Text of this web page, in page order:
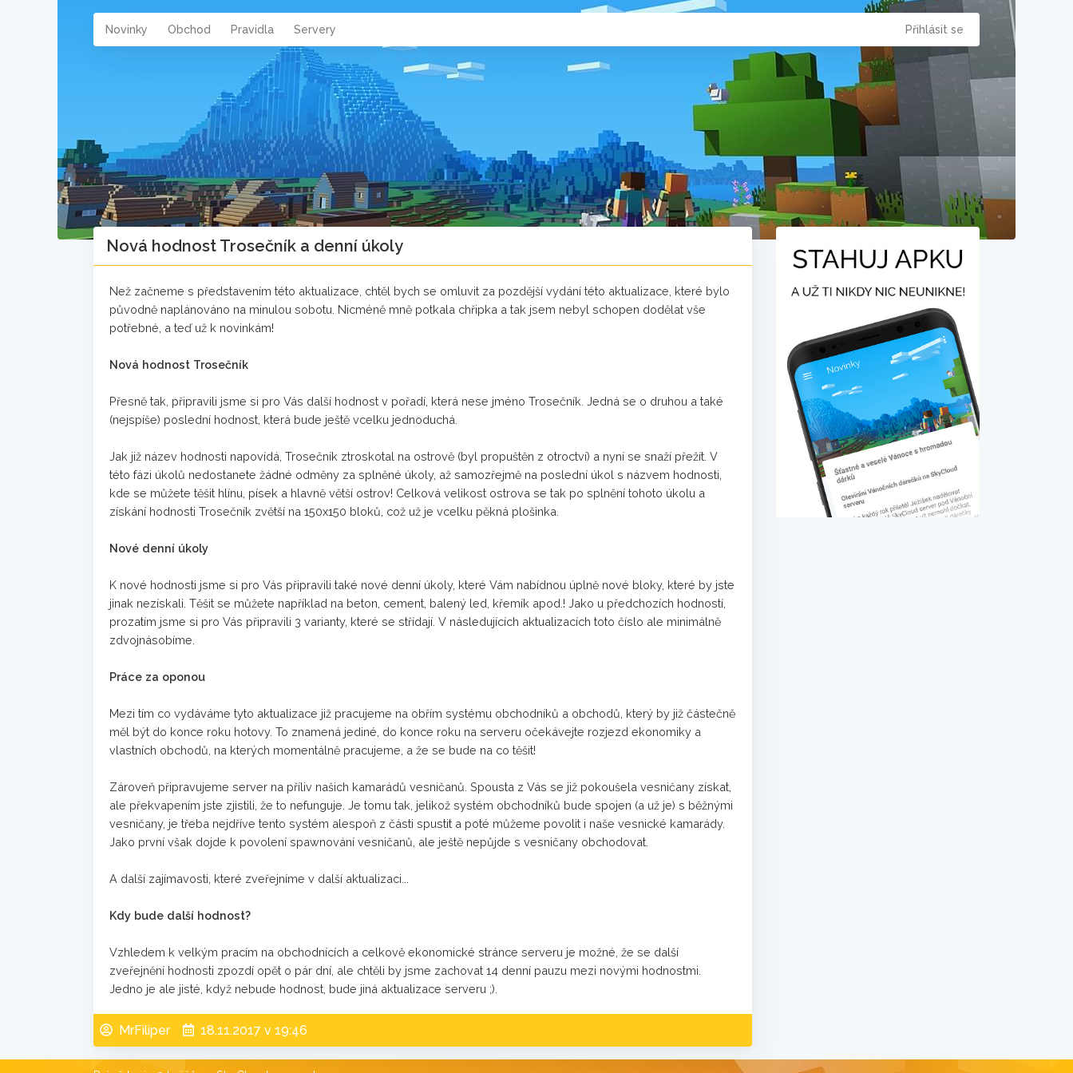
Novinky Obchod Pravidla Servery Přihlásit se
Nová hodnost Trosečník a denní úkoly
Než začneme s představením této aktualizace, chtěl bych se omluvit za pozdější vydání této aktualizace, které bylo
původně naplánováno na minulou sobotu. Nicméně mně potkala chřipka a tak jsem nebyl schopen dodělat vše
potřebné, a teď už k novinkám!
Nová hodnost Trosečník
Přesně tak, připravili jsme si pro Vás další hodnost v pořadí, která nese jméno Trosečník. Jedná se o druhou a také
(nejspíše) poslední hodnost, která bude ještě vcelku jednoduchá.
Jak již název hodnosti napovídá, Trosečník ztroskotal na ostrově (byl propuštěn z otroctví) a nyní se snaží přežít. V
této fázi úkolů nedostanete žádné odměny za splněné úkoly, až samozřejmě na poslední úkol s názvem hodnosti,
kde se můžete těšit hlínu, písek a hlavně větší ostrov! Celková velikost ostrova se tak po splnění tohoto úkolu a
získání hodnosti Trosečník zvětší na 150x150 bloků, což už je vcelku pěkná plošinka.
Nové denní úkoly
K nové hodnosti jsme si pro Vás připravili také nové denní úkoly, které Vám nabídnou úplně nové bloky, které by jste
jinak nezískali. Těšit se můžete například na beton, cement, balený led, křemík apod.! Jako u předchozích hodností,
prozatím jsme si pro Vás připravili 3 varianty, které se střídají. V následujících aktualizacích toto číslo ale minimálně
zdvojnásobíme.
Práce za oponou
Mezi tím co vydáváme tyto aktualizace již pracujeme na obřím systému obchodníků a obchodů, který by již částečně
měl být do konce roku hotovy. To znamená jediné, do konce roku na serveru očekávejte rozjezd ekonomiky a
vlastních obchodů, na kterých momentálně pracujeme, a že se bude na co těšit!
Zároveň připravujeme server na příliv našich kamarádů vesničanů. Spousta z Vás se již pokoušela vesničany získat,
ale překvapením jste zjistili, že to nefunguje. Je tomu tak, jelikož systém obchodníků bude spojen (a už je) s běžnými
vesničany, je třeba nejdříve tento systém alespoň z části spustit a poté můžeme povolit i naše vesnické kamarády.
Jako první však dojde k povolení spawnování vesničanů, ale ještě nepůjde s vesničany obchodovat.
A další zajímavosti, které zveřejníme v další aktualizaci...
Kdy bude další hodnost?
Vzhledem k velkým pracím na obchodnících a celkově ekonomické stránce serveru je možné, že se další
zveřejnění hodnosti zpozdí opět o pár dní, ale chtěli by jsme zachovat 14 denní pauzu mezi novými hodnostmi.
Jedno je ale jisté, když nebude hodnost, bude jiná aktualizace serveru ;).
MrFiliper 18.11.2017 v 19:46